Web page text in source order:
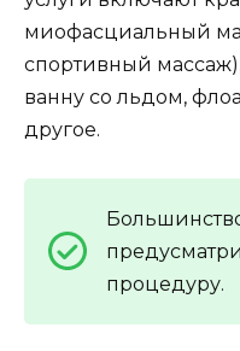
миофасциальный
спортивный
ванну со льдом,
другое.
процедуру.